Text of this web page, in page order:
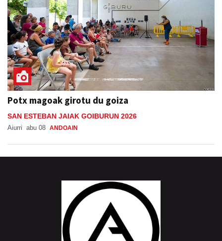
Potx magoak girotu du goiza
SAN ESTEBAN JAIAK GOIBURUN 2026
Aiurri abu 08 ANDOAIN